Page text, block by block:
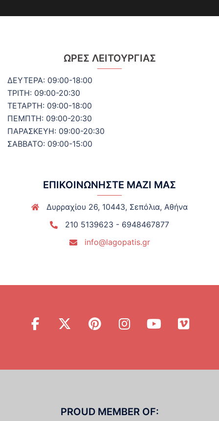
ΏΡΕΣ ΛΕΙΤΟΥΡΓΊΑΣ
ΔΕΥΤΕΡΑ: 09:00-18:00
ΤΡΙΤΗ: 09:00-20:30
ΤΕΤΑΡΤΗ: 09:00-18:00
ΠΕΜΠΤΗ: 09:00-20:30
ΠΑΡΑΣΚΕΥΗ: 09:00-20:30
ΣΑΒΒΑΤΟ: 09:00-15:00
ΕΠΙΚΟΙΝΩΝΉΣΤΕ ΜΑΖΊ ΜΑΣ
Δυρραχίου 26, 10443, Σεπόλια, Αθήνα
210 5139623 - 6948467877
info@lagopatis.gr
PROUD MEMBER OF: